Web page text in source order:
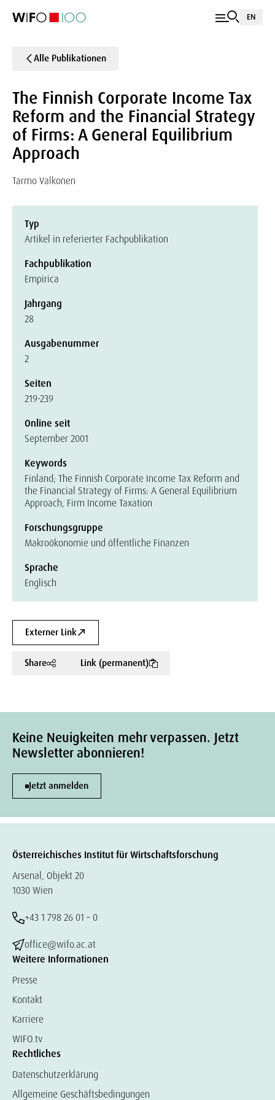
EN
Alle Publikationen
The Finnish Corporate Income Tax
Reform and the Financial Strategy
of Firms: A General Equilibrium
Approach
Tarmo Valkonen
Typ
Artikel in referierter Fachpublikation
Fachpublikation
Empirica
Jahrgang
28
Ausgabenummer
2
Seiten
219-239
Online seit
September 2001
Keywords
Finland; The Finnish Corporate Income Tax Reform and
the Financial Strategy of Firms: A General Equilibrium
Approach, Firm Income Taxation
Forschungsgruppe
Makroökonomie und öffentliche Finanzen
Sprache
Englisch
Externer Link
Share Link (permanent)
Keine Neuigkeiten mehr verpassen. Jetzt
Newsletter abonnieren!
Jetzt anmelden
Österreichisches Institut für Wirtschaftsforschung
Arsenal, Objekt 20
1030 Wien
+43 1 798 26 01 – 0
office@wifo.ac.at
Weitere Informationen
Presse
Kontakt
Karriere
WIFO.tv
Rechtliches
Datenschutzerklärung
Allgemeine Geschäftsbedingungen